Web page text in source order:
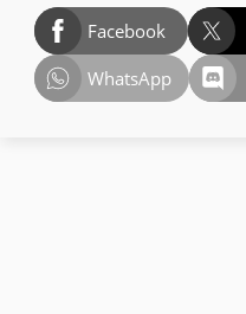
Facebook
WhatsApp